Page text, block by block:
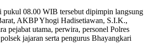
pukul 08.00 WIB tersebut dipimpin langsung
AKBP Yhogi Hadisetiawan, S.I.K.,
pejabat utama, perwira, personel Polres
jajaran serta pengurus Bhayangkari